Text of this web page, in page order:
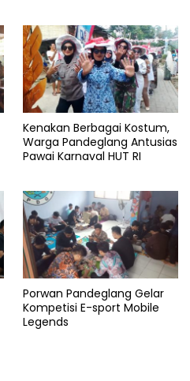
Kenakan Berbagai Kostum,
Warga Pandeglang Antusias
Pawai Karnaval HUT RI
Porwan Pandeglang Gelar
Kompetisi E-sport Mobile
Legends